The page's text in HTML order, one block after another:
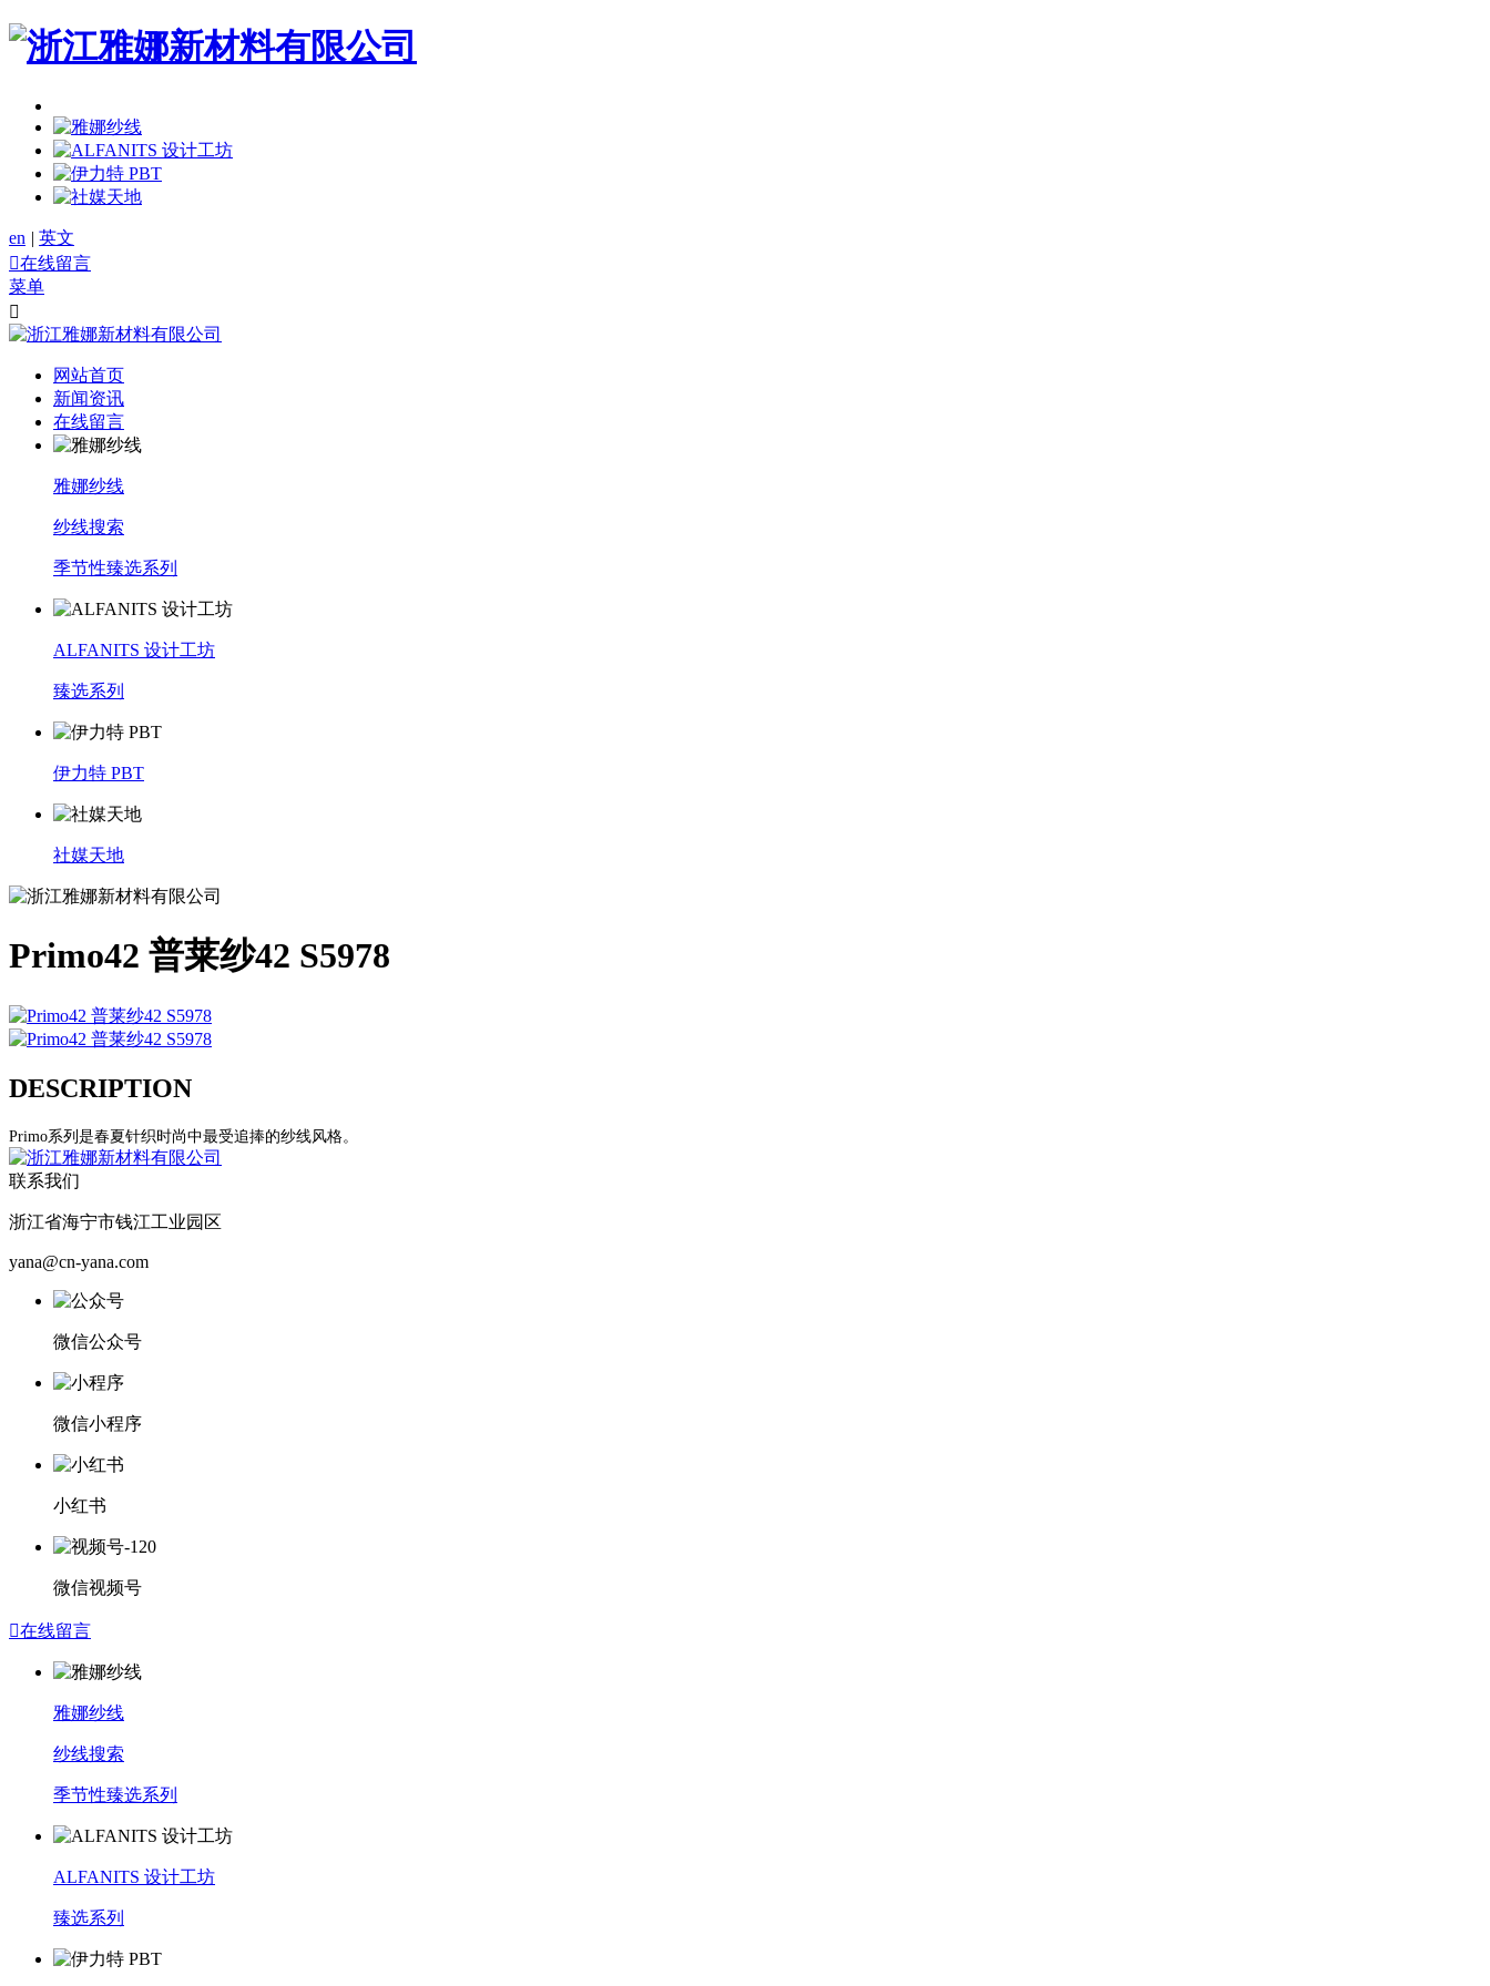
en | 英文
在线留言
菜单

网站首页
新闻资讯
在线留言
雅娜纱线
纱线搜索
季节性臻选系列
ALFANITS 设计工坊
臻选系列
伊力特 PBT
社媒天地
Primo42 普莱纱42 S5978
DESCRIPTION
Primo系列是春夏针织时尚中最受追捧的纱线风格。
联系我们
浙江省海宁市钱江工业园区
yana@cn-yana.com
微信公众号
微信小程序
小红书
微信视频号
在线留言
雅娜纱线
纱线搜索
季节性臻选系列
ALFANITS 设计工坊
臻选系列